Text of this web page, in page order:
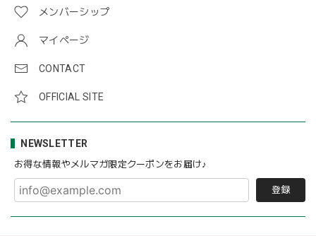
メンバーシップ
マイページ
CONTACT
OFFICIAL SITE
NEWSLETTER
お得な情報やメルマガ限定クーポンをお届け♪
登録